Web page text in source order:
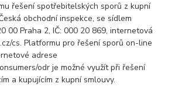
řešení spotřebitelských sporů z kupní
obchodní inspekce, se sídlem
00 Praha 2, IČ: 000 20 869, internetová
cs. Platformu pro řešení sporů on-line
adrese
odr je možné využít při řešení
a kupujícím z kupní smlouvy.